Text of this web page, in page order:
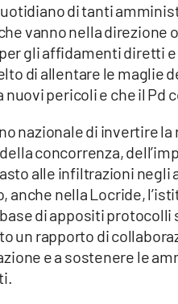
di tanti
vanno nella direzione
gli affidamenti diretti
di allentare le maglie
pericoli e che il Pd
nazionale di invertire
concorrenza,
alle infiltrazioni negli
anche nella Locride,
di appositi
un rapporto di
e a sostenere le